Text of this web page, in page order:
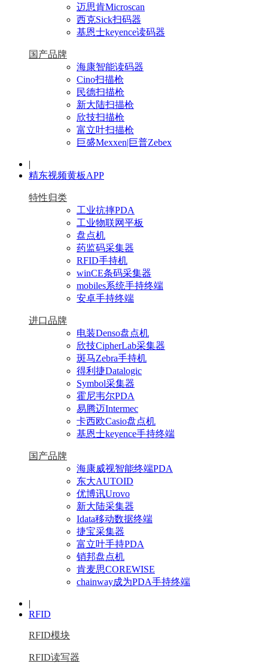
迈思肯Microscan
西克Sick扫码器
基恩士keyence读码器
国产品牌
海康智能读码器
Cino扫描枪
民德扫描枪
新大陆扫描枪
欣技扫描枪
富立叶扫描枪
巨盛Mexxen|巨普Zebex
|
精东视频黄板APP
特性归类
工业抗摔PDA
工业物联网平板
盘点机
药监码采集器
RFID手持机
winCE条码采集器
mobiles系统手持终端
安卓手持终端
进口品牌
电装Denso盘点机
欣技CipherLab采集器
斑马Zebra手持机
得利捷Datalogic
Symbol采集器
霍尼韦尔PDA
易腾迈Intermec
卡西欧Casio盘点机
基恩士keyence手持终端
国产品牌
海康威视智能终端PDA
东大AUTOID
优博讯Urovo
新大陆采集器
Idata移动数据终端
捷宝采集器
富立叶手持PDA
销邦盘点机
肯麦思COREWISE
chainway成为PDA手持终端
|
RFID
RFID模块
RFID读写器